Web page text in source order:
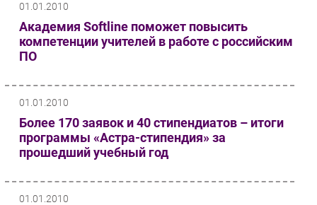
РАЗДЕЛЫ
Новости
Проекты
IT класс
Каталог компаний
01.01.2010
Академия Softline поможет повысить
компетенции учителей в работе с российским
ПО
01.01.2010
Более 170 заявок и 40 стипендиатов – итоги
программы «Астра-стипендия» за
прошедший учебный год
01.01.2010